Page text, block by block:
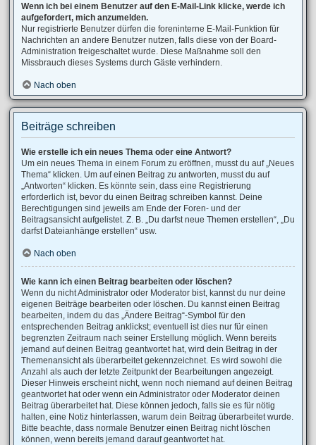
Wenn ich bei einem Benutzer auf den E-Mail-Link klicke, werde ich
aufgefordert, mich anzumelden.
Nur registrierte Benutzer dürfen die foreninterne E-Mail-Funktion für
Nachrichten an andere Benutzer nutzen, falls diese von der Board-
Administration freigeschaltet wurde. Diese Maßnahme soll den
Missbrauch dieses Systems durch Gäste verhindern.
Nach oben
Beiträge schreiben
Wie erstelle ich ein neues Thema oder eine Antwort?
Um ein neues Thema in einem Forum zu eröffnen, musst du auf „Neues
Thema“ klicken. Um auf einen Beitrag zu antworten, musst du auf
„Antworten“ klicken. Es könnte sein, dass eine Registrierung
erforderlich ist, bevor du einen Beitrag schreiben kannst. Deine
Berechtigungen sind jeweils am Ende der Foren- und der
Beitragsansicht aufgelistet. Z. B. „Du darfst neue Themen erstellen“, „Du
darfst Dateianhänge erstellen“ usw.
Nach oben
Wie kann ich einen Beitrag bearbeiten oder löschen?
Wenn du nicht Administrator oder Moderator bist, kannst du nur deine
eigenen Beiträge bearbeiten oder löschen. Du kannst einen Beitrag
bearbeiten, indem du das „Ändere Beitrag“-Symbol für den
entsprechenden Beitrag anklickst; eventuell ist dies nur für einen
begrenzten Zeitraum nach seiner Erstellung möglich. Wenn bereits
jemand auf deinen Beitrag geantwortet hat, wird dein Beitrag in der
Themenansicht als überarbeitet gekennzeichnet. Es wird sowohl die
Anzahl als auch der letzte Zeitpunkt der Bearbeitungen angezeigt.
Dieser Hinweis erscheint nicht, wenn noch niemand auf deinen Beitrag
geantwortet hat oder wenn ein Administrator oder Moderator deinen
Beitrag überarbeitet hat. Diese können jedoch, falls sie es für nötig
halten, eine Notiz hinterlassen, warum dein Beitrag überarbeitet wurde.
Bitte beachte, dass normale Benutzer einen Beitrag nicht löschen
können, wenn bereits jemand darauf geantwortet hat.